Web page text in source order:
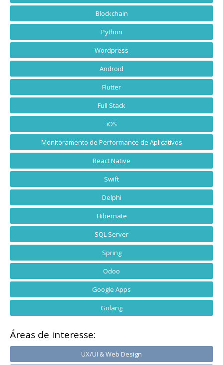
Blockchain
Python
Wordpress
Android
Flutter
Full Stack
iOS
Monitoramento de Performance de Aplicativos
React Native
Swift
Delphi
Hibernate
SQL Server
Spring
Odoo
Google Apps
Golang
Áreas de interesse:
UX/UI & Web Design